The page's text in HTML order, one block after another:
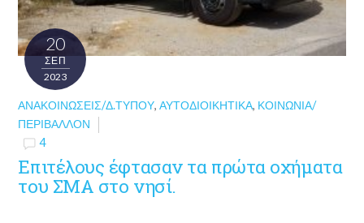
20
ΣΕΠ
2023
ΑΝΑΚΟΙΝΏΣΕΙΣ/Δ.ΤΎΠΟΥ,ΑΥΤΟΔΙΟΙΚΗΤΙΚΆ, ΚΟΙΝΩΝΊΑ/
ΠΕΡΙΒΆΛΛΟΝ
4
Επιτέλους έφτασαν τα πρώτα οχήματα
του ΣΜΑ στο νησί.